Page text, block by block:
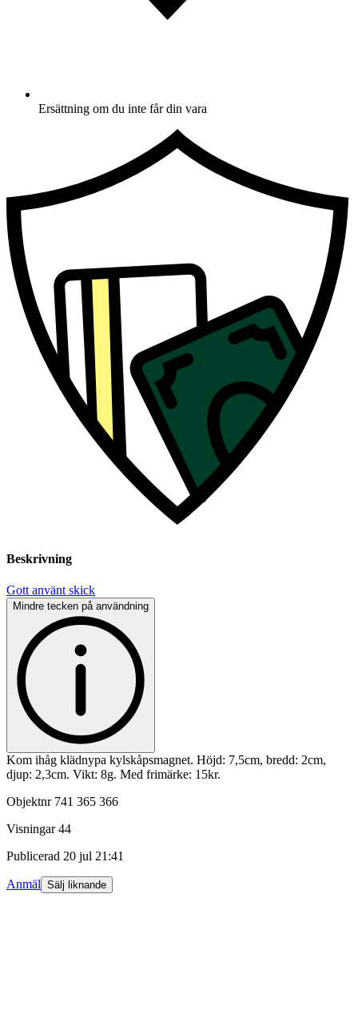
Ersättning om du inte får din vara
Beskrivning
Gott använt skick
Mindre tecken på användning
Kom ihåg klädnypa kylskåpsmagnet. Höjd: 7,5cm, bredd: 2cm,
djup: 2,3cm. Vikt: 8g. Med frimärke: 15kr.
Objektnr 741 365 366
Visningar 44
Publicerad 20 jul 21:41
Anmäl Sälj liknande